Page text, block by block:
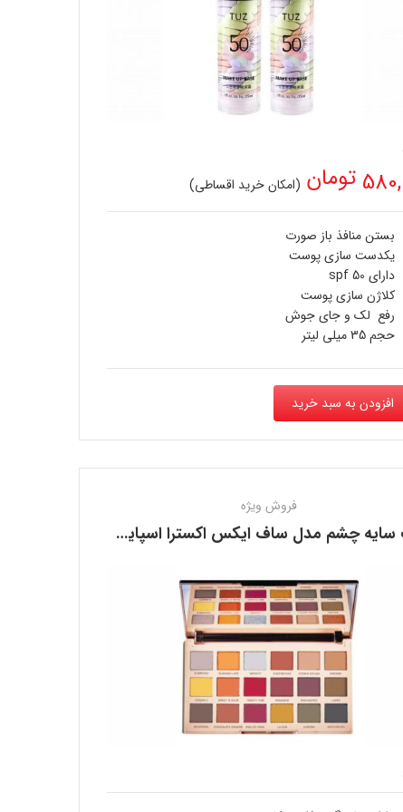
تومان (امکان خرید اقساطی)
بستن منافذ باز صورت
یکدست سازی پوست
دارای spf 50
کلاژن سازی پوست
رفع لک و جای جوش
حجم 35 میلی لیتر
افزودن به سبد خرید
فروش ویژه
پالت سایه چشم مدل ساف ایکس اکسترا اسپایس رولوشن REVOLUTION